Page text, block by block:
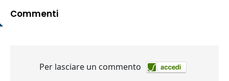
Commenti